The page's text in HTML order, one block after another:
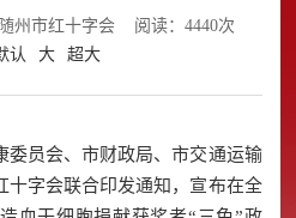
州市红十字会
阅读：4440次
认 大 超大
委员会、市财政局、市交通运输
十字会联合印发通知，宣布在全